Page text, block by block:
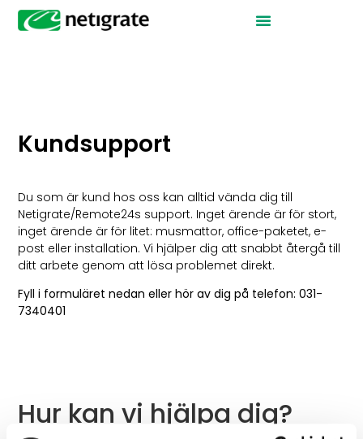
Kundsupport
Du som är kund hos oss kan alltid vända dig till
Netigrate/Remote24s support. Inget ärende är för stort,
inget ärende är för litet: musmattor, office-paketet, e-
post eller installation. Vi hjälper dig att snabbt återgå till
ditt arbete genom att lösa problemet direkt.
Fyll i formuläret nedan eller hör av dig på telefon: 031-
7340401
Hur kan vi hjälpa dig?